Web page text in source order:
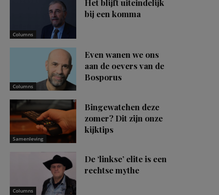
Columns
Het blijft uiteindelijk
bij een komma
Columns
Even wanen we ons
aan de oevers van de
Bosporus
Samenleving
Bingewatchen deze
zomer? Dit zijn onze
kijktips
Columns
De ‘linkse’ elite is een
rechtse mythe